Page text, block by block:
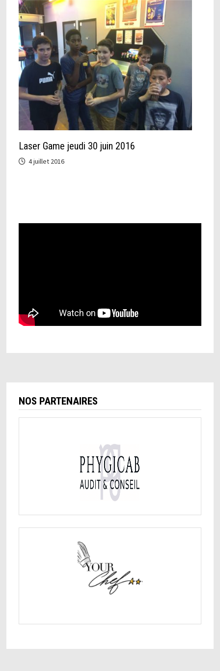
Laser Game jeudi 30 juin 2016
4 juillet 2016
NOS PARTENAIRES